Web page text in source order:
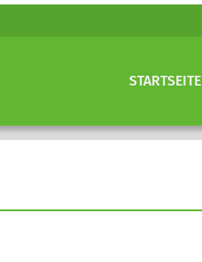
STARTSEITE